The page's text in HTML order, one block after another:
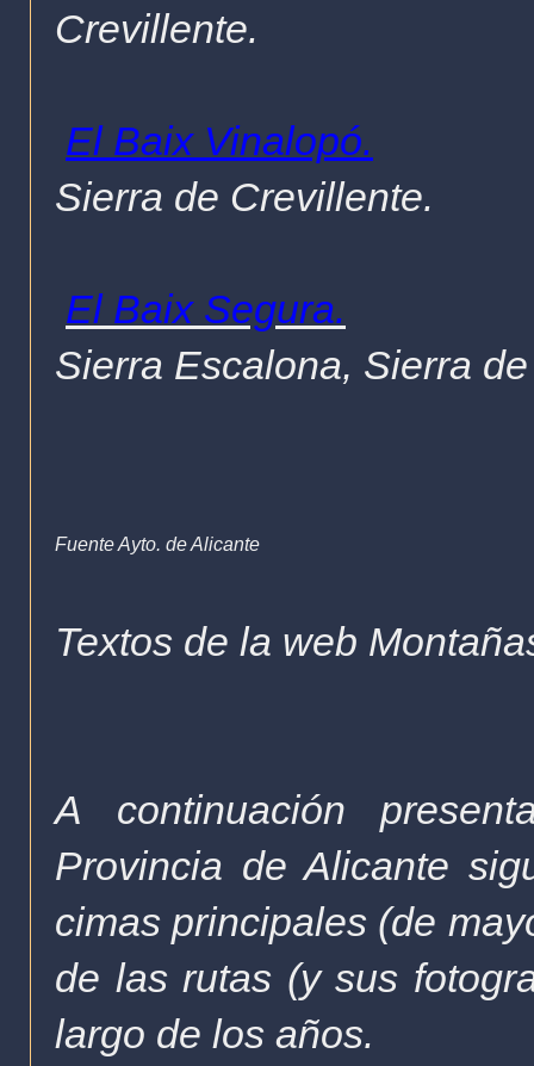
Crevillente.
El Baix Vinalopó.
Sierra de Crevillente.
El Baix Segura.
Sierra Escalona, Sierra
Fuente Ayto. de Alicante
Textos de la web
A continuación
Provincia de Alicante
cimas principales (de
de las rutas (y sus
largo de los años.